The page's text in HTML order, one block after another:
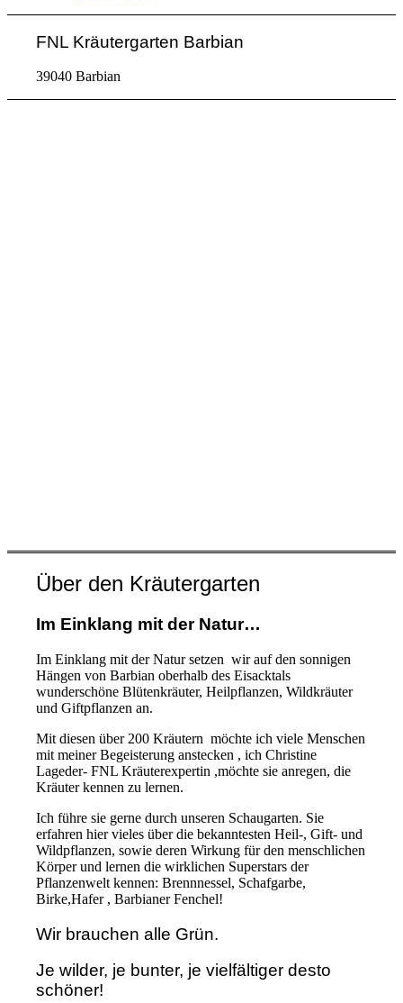
FNL Kräutergarten Barbian
39040 Barbian
Über den Kräutergarten
Im Einklang mit der Natur…
Im Einklang mit der Natur setzen wir auf den sonnigen
Hängen von Barbian oberhalb des Eisacktals
wunderschöne Blütenkräuter, Heilpflanzen, Wildkräuter
und Giftpflanzen an.
Mit diesen über 200 Kräutern möchte ich viele Menschen
mit meiner Begeisterung anstecken , ich Christine
Lageder- FNL Kräuterexpertin ,möchte sie anregen, die
Kräuter kennen zu lernen.
Ich führe sie gerne durch unseren Schaugarten. Sie
erfahren hier vieles über die bekanntesten Heil-, Gift- und
Wildpflanzen, sowie deren Wirkung für den menschlichen
Körper und lernen die wirklichen Superstars der
Pflanzenwelt kennen: Brennnessel, Schafgarbe,
Birke,Hafer , Barbianer Fenchel!
Wir brauchen alle Grün.
Je wilder, je bunter, je vielfältiger desto
schöner!